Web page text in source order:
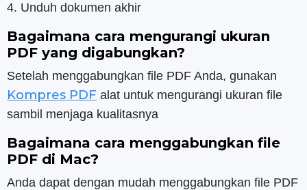
4. Unduh dokumen akhir
Bagaimana cara mengurangi ukuran
PDF yang digabungkan?
Setelah menggabungkan file PDF Anda, gunakan
Kompres PDF alat untuk mengurangi ukuran file
sambil menjaga kualitasnya
Bagaimana cara menggabungkan file
PDF di Mac?
Anda dapat dengan mudah menggabungkan file PDF